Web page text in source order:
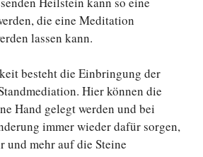
die eine Meditation
lassen kann.
besteht die Einbringung der
Hier können die
Hand gelegt werden und bei
immer wieder dafür sorgen,
und mehr auf die Steine